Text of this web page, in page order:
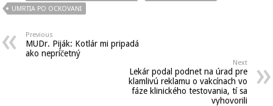
UMRTIA PO OCKOVANI
Previous
MUDr. Piják: Kotlár mi pripadá
ako nepríčetný
Next
Lekár podal podnet na úrad pre
klamlivú reklamu o vakcínach vo
fáze klinického testovania, tí sa
vyhovorili